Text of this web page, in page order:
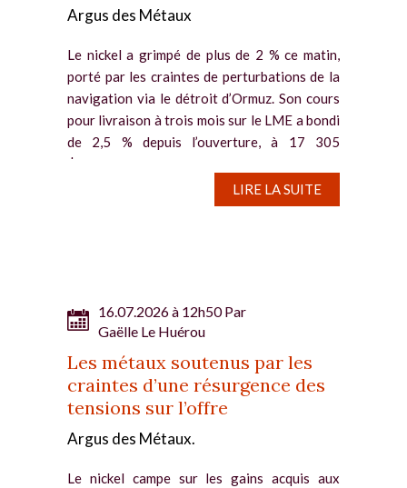
Argus des Métaux
Le nickel a grimpé de plus de 2 % ce matin,
porté par les craintes de perturbations de la
navigation via le détroit d’Ormuz. Son cours
pour livraison à trois mois sur le LME a bondi
de 2,5 % depuis l’ouverture, à 17 305
$/tonne....
LIRE LA SUITE
16.07.2026 à 12h50 Par
Gaëlle Le Huérou
Les métaux soutenus par les
craintes d’une résurgence des
tensions sur l’offre
Argus des Métaux.
Le nickel campe sur les gains acquis aux